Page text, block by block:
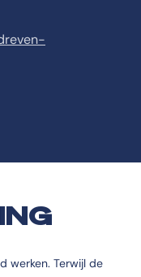
werken. Terwijl de